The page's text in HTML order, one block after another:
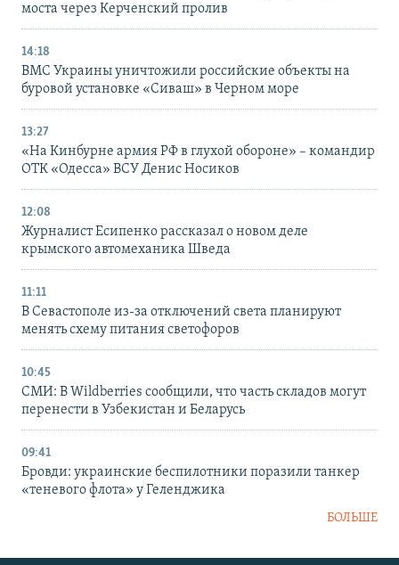
моста через Керченский пролив
14:18
ВМС Украины уничтожили российские объекты на
буровой установке «Сиваш» в Черном море
13:27
«На Кинбурне армия РФ в глухой обороне» – командир
ОТК «Одесса» ВСУ Денис Носиков
12:08
Журналист Есипенко рассказал о новом деле
крымского автомеханика Шведа
11:11
В Севастополе из-за отключений света планируют
менять схему питания светофоров
10:45
СМИ: В Wildberries сообщили, что часть складов могут
перенести в Узбекистан и Беларусь
09:41
Бровди: украинские беспилотники поразили танкер
«теневого флота» у Геленджика
БОЛЬШЕ